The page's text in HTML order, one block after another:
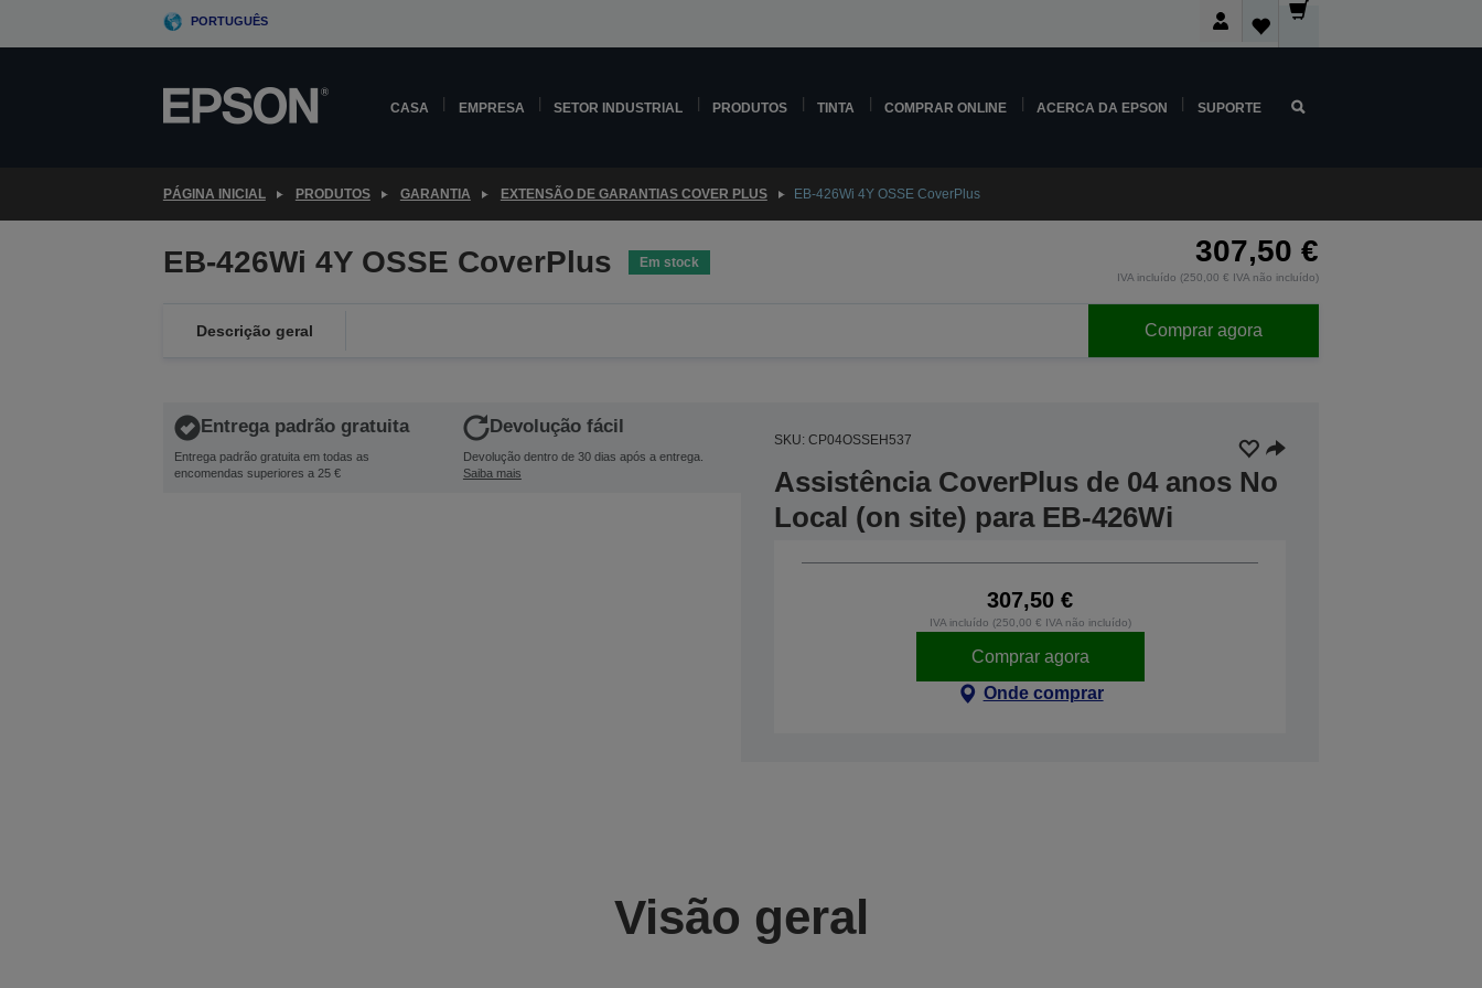
PORTUGUÊS
CASA EMPRESA SETOR INDUSTRIAL PRODUTOS TINTA COMPRAR ONLINE ACERCA DA EPSON SUPORTE
PÁGINA INICIAL PRODUTOS GARANTIA EXTENSÃO DE GARANTIAS COVER PLUS EB-426Wi 4Y OSSE CoverPlus
EB-426Wi 4Y OSSE CoverPlus Em stock 307,50 €
IVA incluído (250,00 € IVA não incluído)
Descrição geral Comprar agora
Entrega padrão gratuita
Entrega padrão gratuita em todas as
encomendas superiores a 25 €
Devolução fácil
Devolução dentro de 30 dias após a entrega.
Saiba mais
SKU: CP04OSSEH537
Assistência CoverPlus de 04 anos No
Local (on site) para EB-426Wi
307,50 €
IVA incluído (250,00 € IVA não incluído)
Comprar agora
Onde comprar
Visão geral